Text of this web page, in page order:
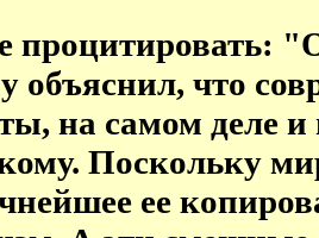
процитировать:
объяснил, что
на самом деле
Поскольку
ее